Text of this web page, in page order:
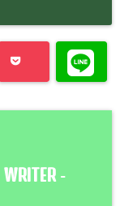
WRITER-